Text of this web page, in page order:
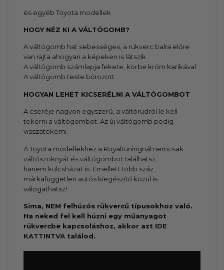
és egyéb Toyota modellek
HOGY NÉZ KI A VÁLTÓGOMB?
A váltógomb hat sebességes, a rükverc balra előre
van rajta ahogyan a képeken is látszik
A váltógomb számlapja fekete, körbe króm karikával.
A váltógomb teste bőrözött.
HOGYAN LEHET KICSERÉLNI A VÁLTÓGOMBOT
A cseréje nagyon egyszerű, a váltórúdról le kell
tekerni a váltógombot. Az új váltógomb pedig
visszatekerni.
A Toyota modellekhez a Royaltuningnál nemcsak
váltószoknyát és váltógombot találhatsz,
hanem kulcsházat is. Emellett több száz
márkafüggetlen autós kiegészítő közül is
válogathatsz!
Sima, NEM felhúzós rükvercű típusokhoz való.
Ha neked fel kell húzni egy műanyagot
rükvercbe kapcsoláshoz, akkor azt IDE
KATTINTVA találod.